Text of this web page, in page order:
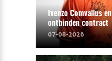
Ivenzo Comvalius
ontbinden contract
07-08-2026